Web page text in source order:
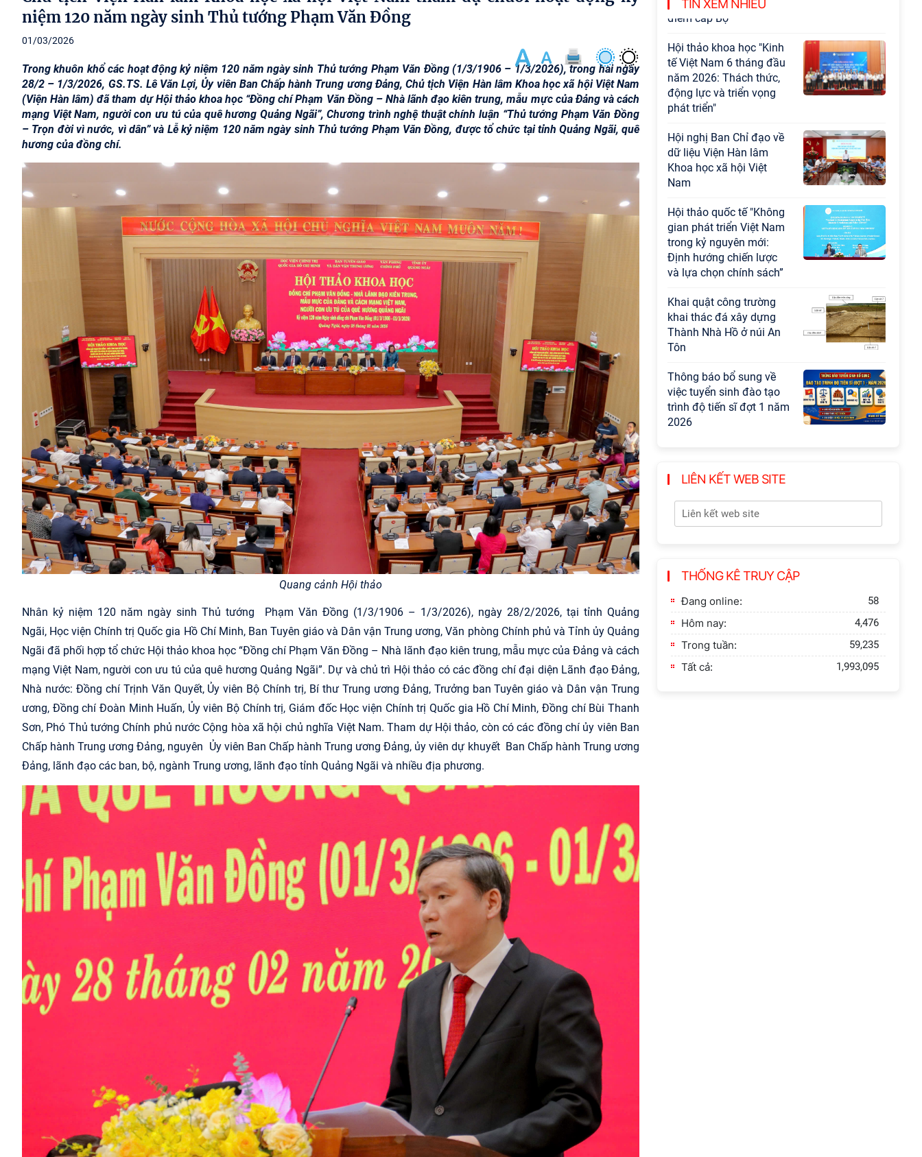
niệm 120 năm ngày sinh Thủ tướng Phạm Văn Đồng
01/03/2026
Trong khuôn khổ các hoạt động kỷ niệm 120 năm ngày sinh Thủ tướng Phạm Văn Đồng (1/3/1906 – 1/3/2026), trong hai ngày
28/2 – 1/3/2026, GS.TS. Lê Văn Lợi, Ủy viên Ban Chấp hành Trung ương Đảng, Chủ tịch Viện Hàn lâm Khoa học xã hội Việt Nam
(Viện Hàn lâm) đã tham dự Hội thảo khoa học “Đồng chí Phạm Văn Đồng – Nhà lãnh đạo kiên trung, mẫu mực của Đảng và cách
mạng Việt Nam, người con ưu tú của quê hương Quảng Ngãi”, Chương trình nghệ thuật chính luận “Thủ tướng Phạm Văn Đồng
– Trọn đời vì nước, vì dân” và Lễ kỷ niệm 120 năm ngày sinh Thủ tướng Phạm Văn Đồng, được tổ chức tại tỉnh Quảng Ngãi, quê
hương của đồng chí.
Quang cảnh Hội thảo
Nhân kỷ niệm 120 năm ngày sinhThủ tướng Phạm Văn Đồng (1/3/1906 – 1/3/2026), ngày 28/2/2026, tại tỉnh Quảng
Ngãi, Học viện Chính trị Quốc gia Hồ Chí Minh, Ban Tuyên giáo và Dân vận Trung ương, Văn phòng Chính phủ và Tỉnh ủy Quảng
Ngãi đã phối hợp tổ chức Hội thảo khoa học “Đồng chí Phạm Văn Đồng – Nhà lãnh đạo kiên trung, mẫu mực của Đảng và cách
mạng Việt Nam, người con ưu tú của quê hương Quảng Ngãi”. Dự và chủ trì Hội thảo có các đồng chí đại diện Lãnh đạo Đảng,
Nhà nước: Đồng chí Trịnh Văn Quyết, Ủy viên Bộ Chính trị, Bí thư Trung ương Đảng, Trưởng ban Tuyên giáo và Dân vận Trung
ương, Đồng chí Đoàn Minh Huấn, Ủy viên Bộ Chính trị, Giám đốc Học viện Chính trị Quốc gia Hồ Chí Minh, Đồng chí Bùi Thanh
Sơn, Phó Thủ tướng Chính phủ nước Cộng hòa xã hội chủ nghĩa Việt Nam. Tham dự Hội thảo, còn có các đồng chí ủy viên Ban
Chấp hành Trung ương Đảng, nguyên Ủy viên Ban Chấp hành Trung ương Đảng, ủy viên dự khuyết Ban Chấp hành Trung ương
Đảng, lãnh đạo các ban, bộ, ngành Trung ương, lãnh đạo tỉnh Quảng Ngãi và nhiều địa phương.
TIN XEM NHIỀU
Chương trình khoa học và công nghệ trọng
điểm cấp Bộ
Hội thảo khoa học "Kinh
tế Việt Nam 6 tháng đầu
năm 2026: Thách thức,
động lực và triển vọng
phát triển"
Hội nghị Ban Chỉ đạo về
dữ liệu Viện Hàn lâm
Khoa học xã hội Việt
Nam
Hội thảo quốc tế "Không
gian phát triển Việt Nam
trong kỷ nguyên mới:
Định hướng chiến lược
và lựa chọn chính sách”
Khai quật công trường
khai thác đá xây dựng
Thành Nhà Hồ ở núi An
Tôn
Thông báo bổ sung về
việc tuyển sinh đào tạo
trình độ tiến sĩ đợt 1 năm
2026
LIÊN KẾT WEB SITE
THỐNG KÊ TRUY CẬP
Đang online: 58
Hôm nay: 4,476
Trong tuần: 59,235
Tất cả: 1,993,095